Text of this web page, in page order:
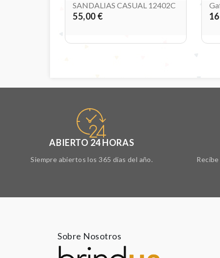
SANDALIAS CASUAL 12402C
55,00 €
ABIERTO 24 HORAS
Siempre abiertos los 365 días del año.
Sobre Nosotros